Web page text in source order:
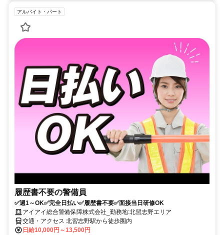
アルバイト・パート
履歴書不要の警備員
✅週1～OK✅完全日払い✅履歴書不要✅面接当日研修OK
アイアイ総合警備保障株式会社_勤務地:北習志野エリア
交通・アクセス 北習志野駅から徒歩圏内
日給10,000円～13,500円